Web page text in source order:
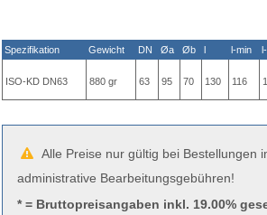
Spezifikation Gewicht DN Øa Øb l-min
ISO-KD DN63 880 gr 63 95 70 130 116
Alle Preise nur gültig bei Bestellungen
administrative Bearbeitungsgebühren!
* = Bruttopreisangaben inkl. 19.00%